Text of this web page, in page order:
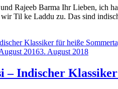
Rajeeb Barma Ihr Lieben, ich
Til ke Laddu zu. Das sind
20163. August 2018
– Indischer